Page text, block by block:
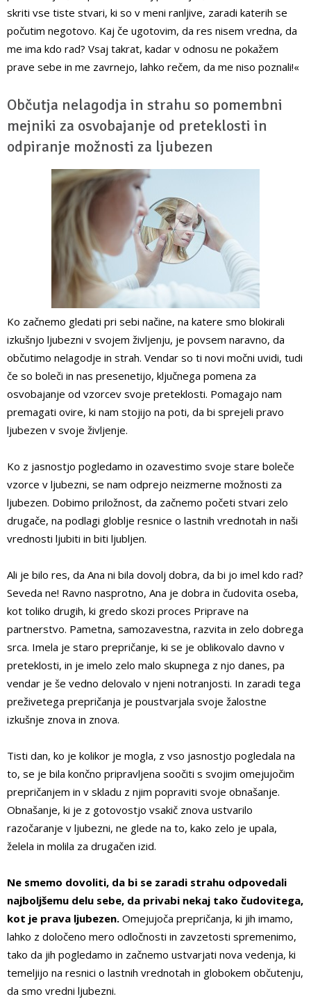
skriti vse tiste stvari, ki so v meni ranljive, zaradi katerih se
počutim negotovo. Kaj če ugotovim, da res nisem vredna, da
me ima kdo rad? Vsaj takrat, kadar v odnosu ne pokažem
prave sebe in me zavrnejo, lahko rečem, da me niso poznali!«
Občutja nelagodja in strahu so pomembni
mejniki za osvobajanje od preteklosti in
odpiranje možnosti za ljubezen
Ko začnemo gledati pri sebi načine, na katere smo blokirali
izkušnjo ljubezni v svojem življenju, je povsem naravno, da
občutimo nelagodje in strah. Vendar so ti novi močni uvidi, tudi
če so boleči in nas presenetijo, ključnega pomena za
osvobajanje od vzorcev svoje preteklosti. Pomagajo nam
premagati ovire, ki nam stojijo na poti, da bi sprejeli pravo
ljubezen v svoje življenje.
Ko z jasnostjo pogledamo in ozavestimo svoje stare boleče
vzorce v ljubezni, se nam odprejo neizmerne možnosti za
ljubezen. Dobimo priložnost, da začnemo početi stvari zelo
drugače, na podlagi globlje resnice o lastnih vrednotah in naši
vrednosti ljubiti in biti ljubljen.
Ali je bilo res, da Ana ni bila dovolj dobra, da bi jo imel kdo rad?
Seveda ne! Ravno nasprotno, Ana je dobra in čudovita oseba,
kot toliko drugih, ki gredo skozi proces Priprave na
partnerstvo. Pametna, samozavestna, razvita in zelo dobrega
srca. Imela je staro prepričanje, ki se je oblikovalo davno v
preteklosti, in je imelo zelo malo skupnega z njo danes, pa
vendar je še vedno delovalo v njeni notranjosti. In zaradi tega
preživetega prepričanja je poustvarjala svoje žalostne
izkušnje znova in znova.
Tisti dan, ko je kolikor je mogla, z vso jasnostjo pogledala na
to, se je bila končno pripravljena soočiti s svojim omejujočim
prepričanjem in v skladu z njim popraviti svoje obnašanje.
Obnašanje, ki je z gotovostjo vsakič znova ustvarilo
razočaranje v ljubezni, ne glede na to, kako zelo je upala,
želela in molila za drugačen izid.
Ne smemo dovoliti, da bi se zaradi strahu odpovedali
najboljšemu delu sebe, da privabi nekaj tako čudovitega,
kot je prava ljubezen. Omejujoča prepričanja, ki jih imamo,
lahko z določeno mero odločnosti in zavzetosti spremenimo,
tako da jih pogledamo in začnemo ustvarjati nova vedenja, ki
temeljijo na resnici o lastnih vrednotah in globokem občutenju,
da smo vredni ljubezni.